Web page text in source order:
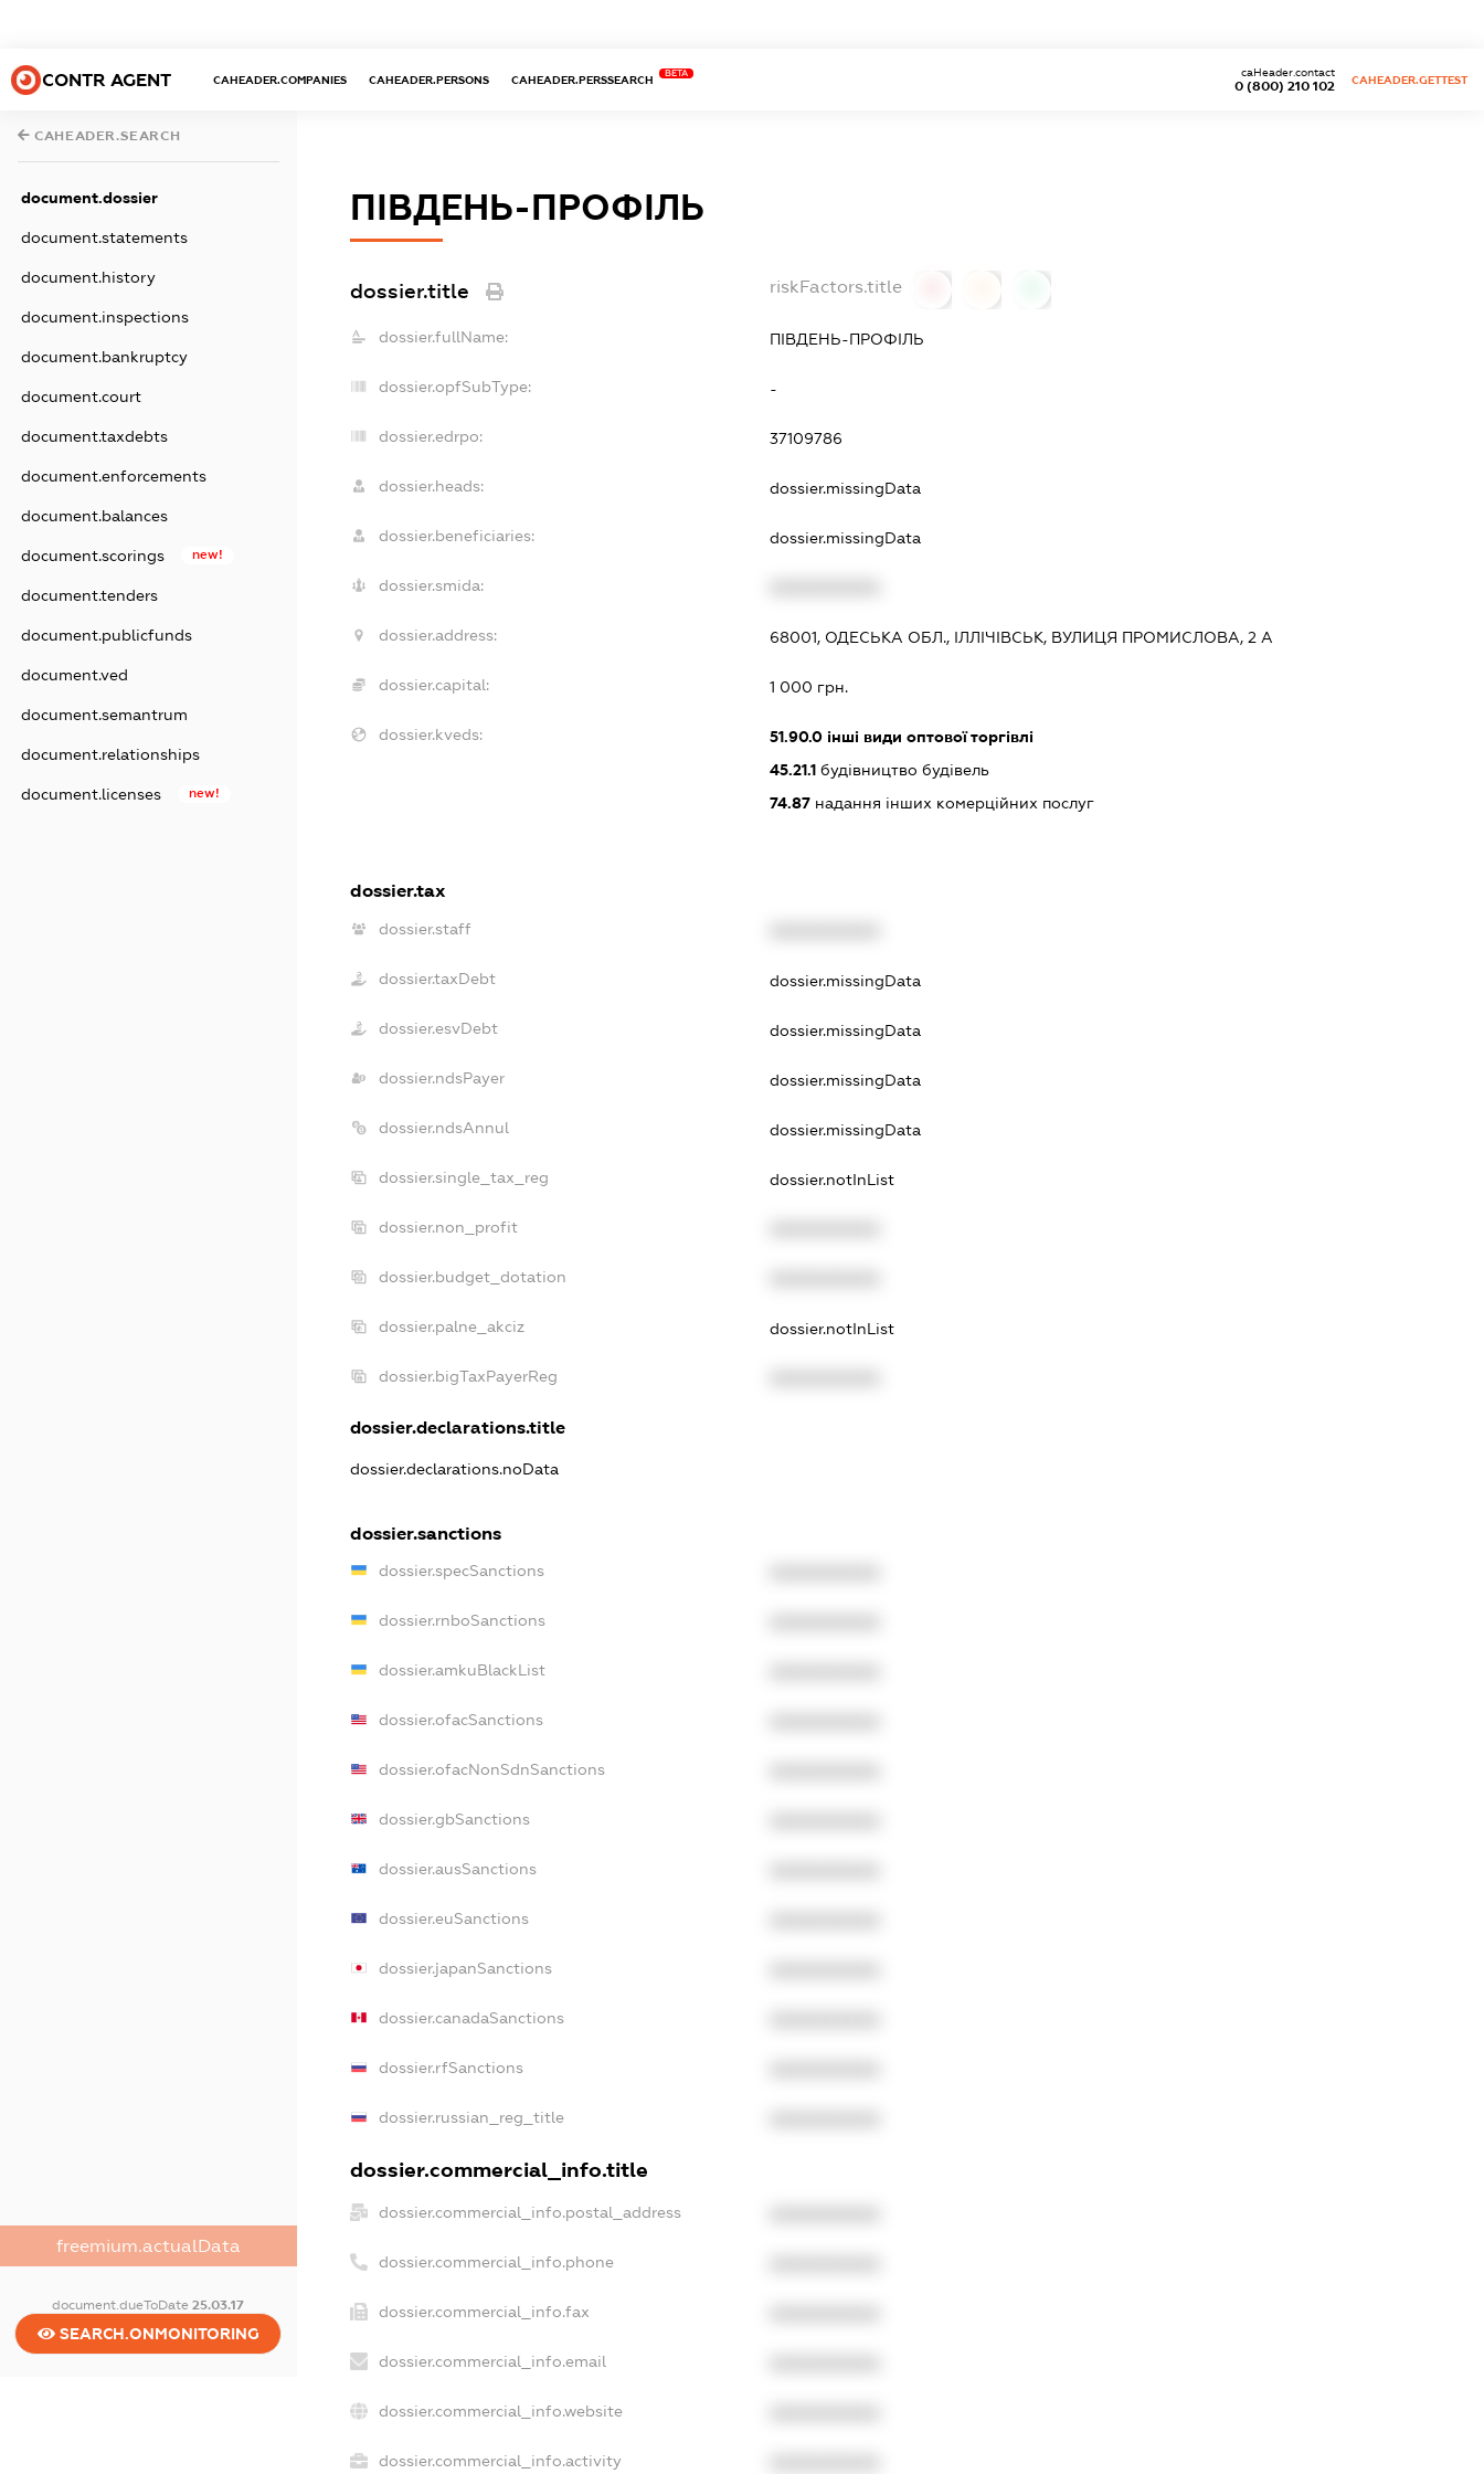
CONTR AGENT CAHEADER.COMPANIES CAHEADER.PERSONS CAHEADER.PERSSEARCH
BETA
0 (800) 210 102
caHeader.contact
CAHEADER.GETTEST
CAHEADER.SEARCH
document.dossier
document.statements
document.history
document.inspections
document.bankruptcy
document.court
document.taxdebts
document.enforcements
document.balances
document.scorings new!
document.tenders
document.publicfunds
document.ved
document.semantrum
document.relationships
document.licenses new!
freemium.actualData
document.dueToDate25.03.17
SEARCH.ONMONITORING
ПІВДЕНЬ-ПРОФІЛЬ
dossier.title riskFactors.title
dossier.fullName: ПІВДЕНЬ-ПРОФІЛЬ
dossier.opfSubType: -
dossier.edrpo: 37109786
dossier.heads: dossier.missingData
dossier.beneficiaries: dossier.missingData
dossier.smida:
dossier.address: 68001, ОДЕСЬКА ОБЛ., ІЛЛІЧІВСЬК, ВУЛИЦЯ ПРОМИСЛОВА, 2 А
dossier.capital: 1 000 грн.
dossier.kveds: 51.90.0інші види оптової торгівлі
45.21.1будівництво будівель
74.87надання інших комерційних послуг
dossier.tax
dossier.staff
dossier.taxDebt dossier.missingData
dossier.esvDebt dossier.missingData
dossier.ndsPayer dossier.missingData
dossier.ndsAnnul dossier.missingData
dossier.single_tax_reg dossier.notInList
dossier.non_profit
dossier.budget_dotation
dossier.palne_akciz dossier.notInList
dossier.bigTaxPayerReg
dossier.declarations.title
dossier.declarations.noData
dossier.sanctions
dossier.specSanctions
dossier.rnboSanctions
dossier.amkuBlackList
dossier.ofacSanctions
dossier.ofacNonSdnSanctions
dossier.gbSanctions
dossier.ausSanctions
dossier.euSanctions
dossier.japanSanctions
dossier.canadaSanctions
dossier.rfSanctions
dossier.russian_reg_title
dossier.commercial_info.title
dossier.commercial_info.postal_address
dossier.commercial_info.phone
dossier.commercial_info.fax
dossier.commercial_info.email
dossier.commercial_info.website
dossier.commercial_info.activity